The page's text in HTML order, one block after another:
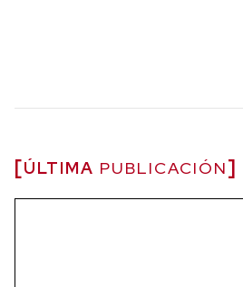
ÚLTIMA PUBLICACIÓN